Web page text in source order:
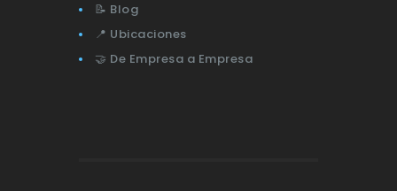
📝 Blog
📍 Ubicaciones
🤝 De Empresa a Empresa